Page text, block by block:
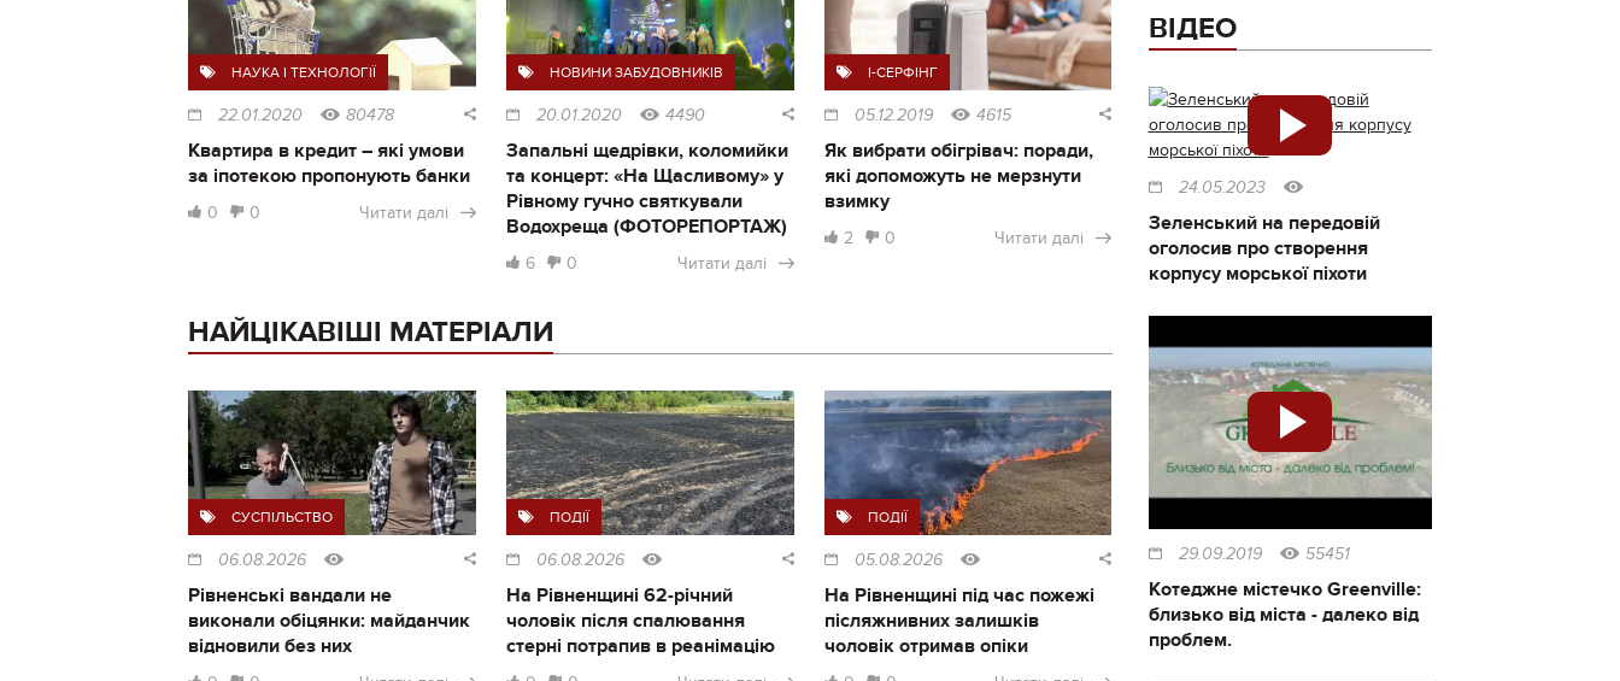
НАУКА І ТЕХНОЛОГІЇ
22.01.2020 80478
Квартира в кредит – які умови
за іпотекою пропонують банки
0 0 Читати далі
НОВИНИ ЗАБУДОВНИКІВ
20.01.2020 4490
Запальні щедрівки, коломийки
та концерт: «На Щасливому» у
Рівному гучно святкували
Водохреща (ФОТОРЕПОРТАЖ)
6 0 Читати далі
I-СЕРФІНГ
05.12.2019 4615
Як вибрати обігрівач: поради,
які допоможуть не мерзнути
взимку
2 0 Читати далі
НАЙЦІКАВІШІ МАТЕРІАЛИ
СУСПІЛЬСТВО
06.08.2026
Рівненські вандали не
виконали обіцянки: майданчик
відновили без них
ПОДІЇ
06.08.2026
На Рівненщині 62-річний
чоловік після спалювання
стерні потрапив в реанімацію
ПОДІЇ
05.08.2026
На Рівненщині під час пожежі
післяжнивних залишків
чоловік отримав опіки
ВІДЕО
24.05.2023
Зеленський на передовій
оголосив про створення
корпусу морської піхоти
29.09.2019 55451
Котеджне містечко Greenville:
близько від міста - далеко від
проблем.